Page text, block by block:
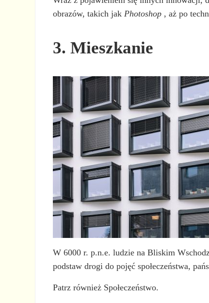
obrazów, takich jakPhotoshop , aż po
3. Mieszkanie
W 6000 r. p.n.e. ludzie na Bliskim
podstaw drogi do pojęć społeczeństwa,
Patrz również Społeczeństwo.